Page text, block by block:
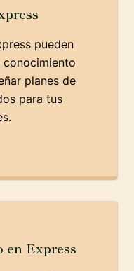
pueden
planes de
para tus
en Express